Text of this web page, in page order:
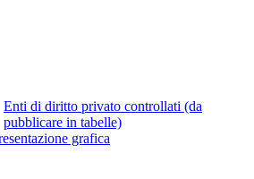
Enti di diritto privato controllati (da
pubblicare in tabelle)
grafica